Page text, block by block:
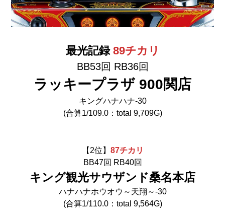
最光記録 89チカリ
BB53回 RB36回
ラッキープラザ 900関店
キングハナハナ‐30
(合算1/109.0：total 9,709G)
【2位】 87チカリ
BB47回 RB40回
キング観光サウザンド桑名本店
ハナハナホウオウ～天翔～‐30
(合算1/110.0：total 9,564G)